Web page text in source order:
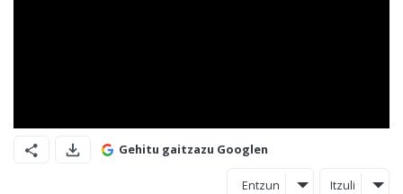
Gehitu gaitzazu Googlen
Entzun Itzuli